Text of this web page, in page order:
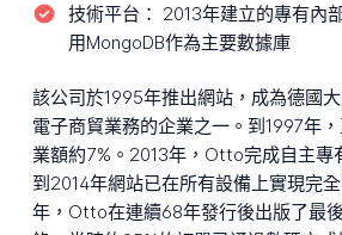
技術平台： 2013年建立的專有內
用MongoDB作為主要數據庫
該公司於1995年推出網站，成為德國
電子商貿業務的企業之一。到1997年
業額約7%。2013年，Otto完成自主專
到2014年網站已在所有設備上實現完
年，Otto在連續68年發行後出版了最